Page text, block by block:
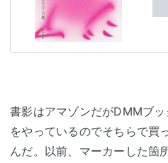
書影はアマゾンだがDMMブ
をやっているのでそちらで買
んだ。以前、マーカーした箇